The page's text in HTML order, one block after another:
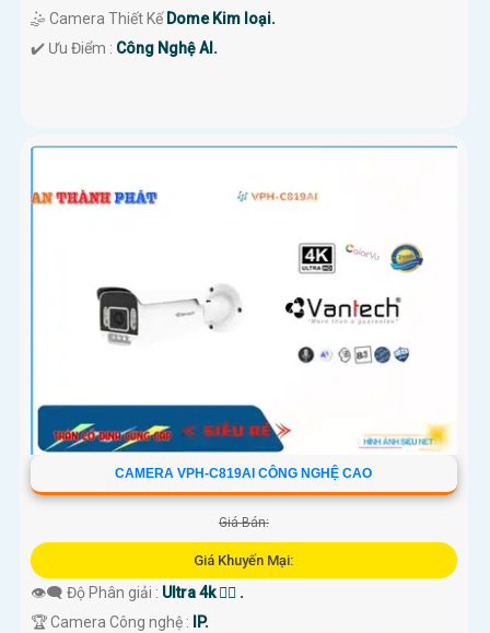
🤹 Camera Thiết Kế Dome Kim loại.
️✔️ Ưu Điểm : Công Nghệ AI.
CAMERA VPH-C819AI CÔNG NGHỆ CAO
Giá Bán:
Giá Khuyến Mại:
👁️‍🗨 Độ Phân giải : Ultra 4k 👍🏾 .
🏆 Camera Công nghệ :
IP.